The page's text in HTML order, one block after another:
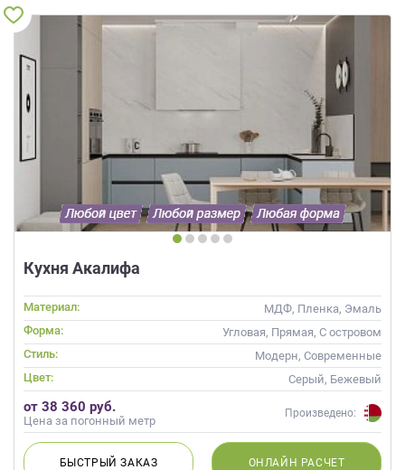
Кухня Акалифа
Материал:
МДФ, Пленка, Эмаль
Форма:
Угловая, Прямая, С островом
Стиль:
Модерн, Современные
Цвет:
Серый, Бежевый
от 38 360 руб.
Цена за погонный метр
Произведено:
БЫСТРЫЙЗАКАЗ ОНЛАЙН РАСЧЕТ